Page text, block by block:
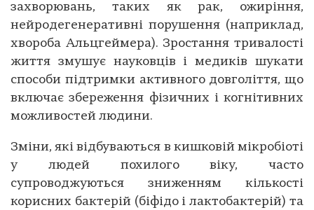
захворювань, таких як рак, ожиріння,
нейродегенеративні порушення (наприклад,
хвороба Альцгеймера). Зростання тривалості
життя змушує науковців і медиків шукати
способи підтримки активного довголіття, що
включає збереження фізичних і когнітивних
можливостей людини.
Зміни, які відбуваються в кишковій мікробіоті
у людей похилого віку, часто
супроводжуються зниженням кількості
корисних бактерій (біфідо і лактобактерій) та